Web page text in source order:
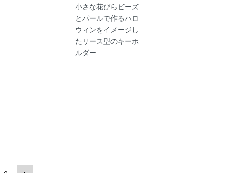
小さな花びらビーズ
とパールで作るハロ
ウィンをイメージし
たリース型のキーホ
ルダー